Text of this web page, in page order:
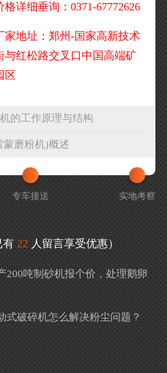
详细垂询：0371-67772626
家地址：郑州-国家高新技术
与红松路交叉口中国高端矿
区
的工作原理与结构
蒙磨粉机)概述
专车接送 实地考察
有 22 人留言享受优惠）
200吨制砂机报个价，处理鹅卵
式破碎机怎么解决粉尘问题？